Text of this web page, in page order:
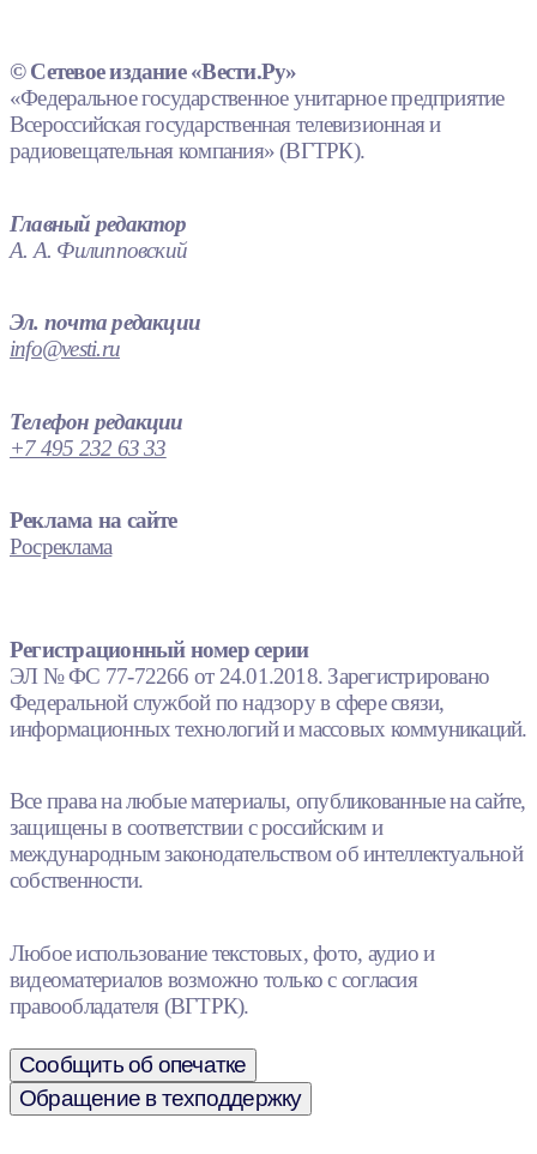
© Сетевое издание «Вести.Ру»
«Федеральное государственное унитарное предприятие
Всероссийская государственная телевизионная и
радиовещательная компания» (ВГТРК).
Главный редактор
А. А. Филипповский
Эл. почта редакции
info@vesti.ru
Телефон редакции
+7 495 232 63 33
Реклама на сайте
Росреклама
Регистрационный номер серии
ЭЛ № ФС 77-72266 от 24.01.2018. Зарегистрировано
Федеральной службой по надзору в сфере связи,
информационных технологий и массовых коммуникаций.
Все права на любые материалы, опубликованные на сайте,
защищены в соответствии с российским и
международным законодательством об интеллектуальной
собственности.
Любое использование текстовых, фото, аудио и
видеоматериалов возможно только с согласия
правообладателя (ВГТРК).
Сообщить об опечатке
Обращение в техподдержку